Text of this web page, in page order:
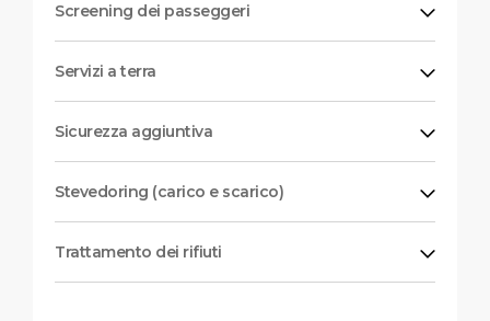
Screening dei passeggeri
Servizi a terra
Sicurezza aggiuntiva
Stevedoring (carico e scarico)
Trattamento dei rifiuti